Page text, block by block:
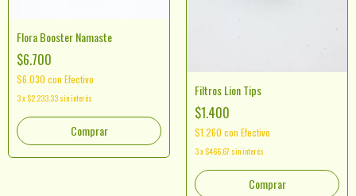
Flora Booster Namaste
$6.700
$6.030 con Efectivo
3x $2.233,33 sin interés
Comprar
Filtros Lion Tips
$1.400
$1.260 con Efectivo
3x $466,67 sin interés
Comprar